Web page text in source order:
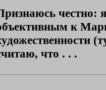
честно:
к
что . . .